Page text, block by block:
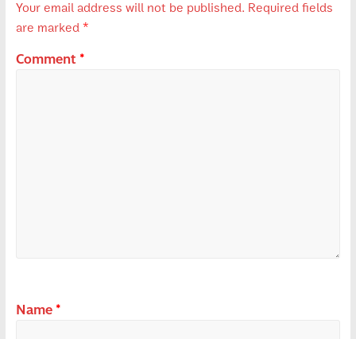
Your email address will not be published. Required fields
are marked *
Comment *
Name *